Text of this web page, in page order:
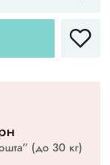
(до 30 кг)